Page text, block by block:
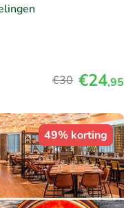
€30 €24,95
49% korting